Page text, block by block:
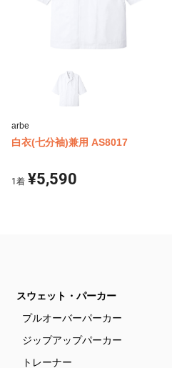
arbe
白衣(七分袖)兼用 AS8017
1 着 ¥5,590
スウェット・パーカー
プルオーバーパーカー
ジップアップパーカー
トレーナー